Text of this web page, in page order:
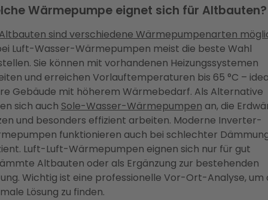
Wärmepumpe eignet sich für Altbauten?
sind verschiedene Wärmepumpenarten
Luft-Wasser-Wärmepumpen meist die beste Wahl
Sie können mit vorhandenen Heizungssystemen
und erreichen Vorlauftemperaturen bis 65 °C –
Gebäude mit höherem Wärmebedarf. Als Alternative
sich auch Sole-Wasser-Wärmepumpen an, die
und besonders effizient arbeiten. Moderne Inverter-
funktionieren auch bei schlechter
Luft-Luft-Wärmepumpen eignen sich nur für gut
Altbauten oder als Ergänzung zur bestehenden
Wichtig ist eine professionelle Vor-Ort-Analyse, um
Lösung zu finden.